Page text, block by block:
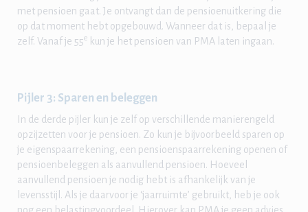
met pensioen gaat. Je ontvangt dan de pensioenuitkering die
op dat moment hebt opgebouwd. Wanneer dat is, bepaal je
zelf. Vanaf je 55e kun je het pensioen van PMA laten ingaan.
Pijler 3: Sparen en beleggen
In de derde pijler kun je zelf op verschillende manierengeld
opzijzetten voor je pensioen. Zo kun je bijvoorbeeld sparen op
je eigenspaarrekening, een pensioenspaarrekening openen of
pensioenbeleggen als aanvullend pensioen. Hoeveel
aanvullend pensioen je nodig hebt is afhankelijk van je
levensstijl. Als je daarvoor je ‘jaarruimte’ gebruikt, heb je ook